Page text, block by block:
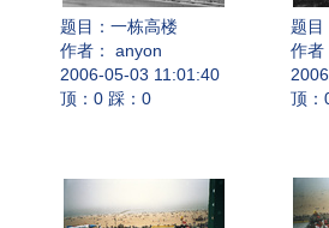
题目： 一栋高楼
作者： anyon
2006-05-03 11:01:40
顶：0 踩：0
题目
作者
顶：